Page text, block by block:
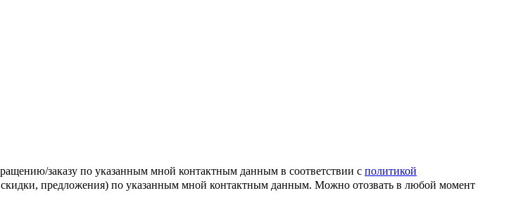
заказу по указанным мной контактным данным в соответствии с политикой
предложения) по указанным мной контактным данным. Можно отозвать в любой момент